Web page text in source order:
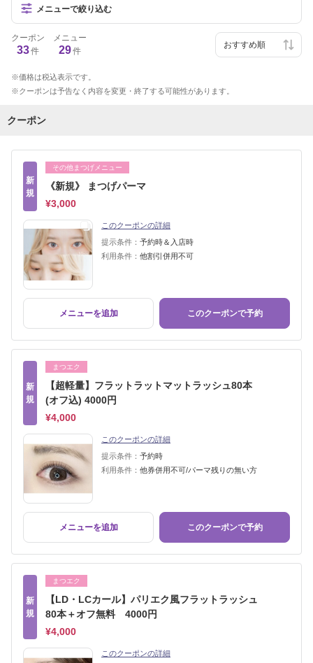
メニューで絞り込む
クーポン
33件
メニュー
29件
価格は税込表示です。
クーポンは予告なく内容を変更・終了する可能性があります。
クーポン
新
規
その他まつげメニュー
《新規》 まつげパーマ
¥3,000
このクーポンの詳細
提示条件： 予約時＆入店時
利用条件： 他割引併用不可
メニューを追加 このクーポンで予約
新
規
まつエク
【超軽量】フラットラットマットラッシュ80本
(オフ込) 4000円
¥4,000
このクーポンの詳細
提示条件： 予約時
利用条件： 他券併用不可/パーマ残りの無い方
メニューを追加 このクーポンで予約
新
規
まつエク
【LD・LCカール】パリエク風フラットラッシュ
80本＋オフ無料 4000円
¥4,000
このクーポンの詳細